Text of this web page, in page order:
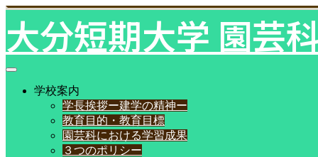
大分短期大学 園芸
学校案内
学長挨拶ー建学の精神ー
教育目的・教育目標
園芸科における学習成果
３つのポリシー